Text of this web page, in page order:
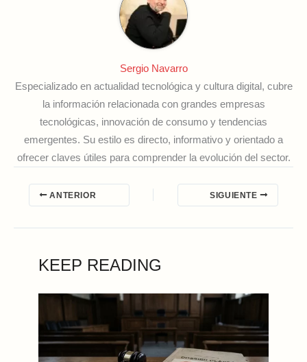
Sergio Navarro
Especializado en actualidad tecnológica y cultura digital, cubre
la información relacionada con grandes empresas
tecnológicas, innovación de consumo y tendencias
emergentes. Su estilo es directo, informativo y orientado a
ofrecer claves útiles para comprender la evolución del sector.
ANTERIOR SIGUIENTE
KEEP READING